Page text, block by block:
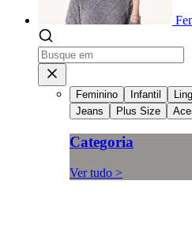
Feminino Infantil
Jeans
Plus Size
Categoria
Ver tudo >